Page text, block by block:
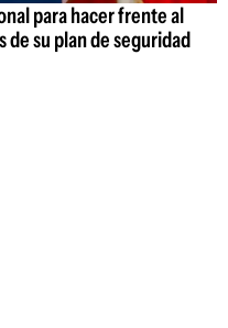
para hacer frente al
de su plan de seguridad